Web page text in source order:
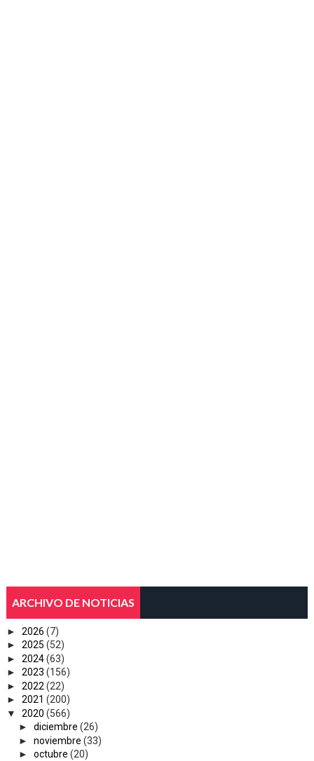
ARCHIVO DE NOTICIAS
► 2026 (7)
► 2025 (52)
► 2024(63)
► 2023 (156)
► 2022 (22)
► 2021 (200)
▼
2020 (566)
► diciembre (26)
► noviembre (33)
► octubre (20)